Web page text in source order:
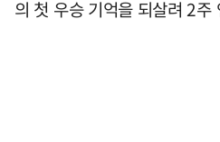
의 첫 우승 기억을 되살려 2주